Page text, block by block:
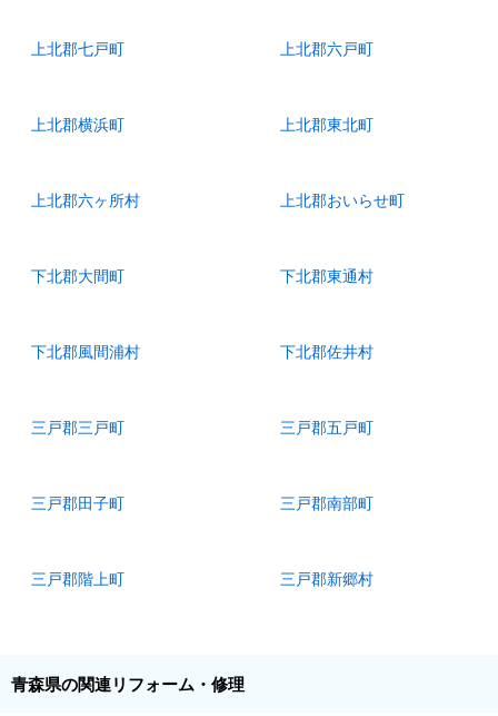
上北郡七戸町 上北郡六戸町
上北郡横浜町 上北郡東北町
上北郡六ヶ所村 上北郡おいらせ町
下北郡大間町 下北郡東通村
下北郡風間浦村 下北郡佐井村
三戸郡三戸町 三戸郡五戸町
三戸郡田子町 三戸郡南部町
三戸郡階上町 三戸郡新郷村
青森県の関連リフォーム・修理